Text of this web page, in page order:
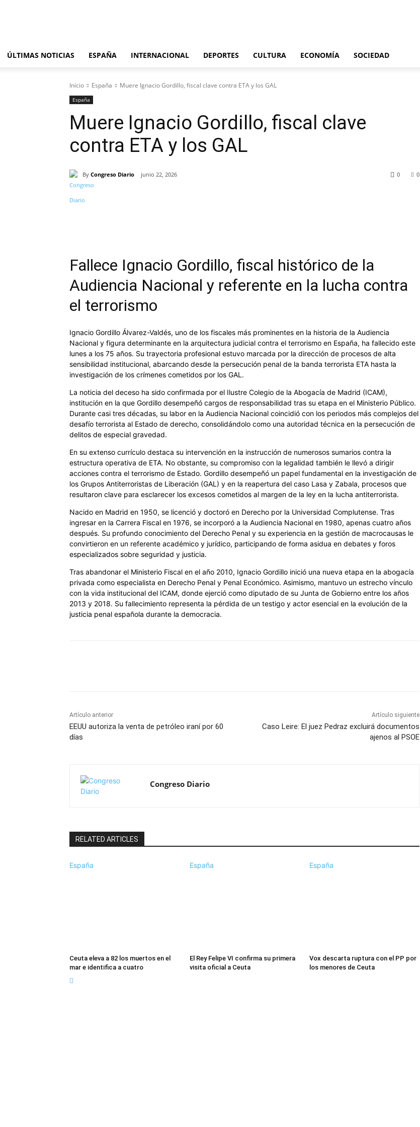
ÚLTIMAS NOTICIAS ESPAÑA INTERNACIONAL DEPORTES CULTURA ECONOMÍA SOCIEDAD
Inicio España Muere Ignacio Gordillo, fiscal clave contra ETA y los GAL
España
Muere Ignacio Gordillo, fiscal clave
contra ETA y los GAL
By Congreso Diario junio 22, 2026 0
0
Fallece Ignacio Gordillo, fiscal histórico de la
Audiencia Nacional y referente en la lucha contra
el terrorismo
Ignacio Gordillo Álvarez-Valdés, uno de los fiscales más prominentes en la historia de la Audiencia
Nacional y figura determinante en la arquitectura judicial contra el terrorismo en España, ha fallecido este
lunes a los 75 años. Su trayectoria profesional estuvo marcada por la dirección de procesos de alta
sensibilidad institucional, abarcando desde la persecución penal de la banda terrorista ETA hasta la
investigación de los crímenes cometidos por los GAL.
La noticia del deceso ha sido confirmada por el Ilustre Colegio de la Abogacía de Madrid (ICAM),
institución en la que Gordillo desempeñó cargos de responsabilidad tras su etapa en el Ministerio Público.
Durante casi tres décadas, su labor en la Audiencia Nacional coincidió con los periodos más complejos del
desafío terrorista al Estado de derecho, consolidándolo como una autoridad técnica en la persecución de
delitos de especial gravedad.
En su extenso currículo destaca su intervención en la instrucción de numerosos sumarios contra la
estructura operativa de ETA. No obstante, su compromiso con la legalidad también le llevó a dirigir
acciones contra el terrorismo de Estado. Gordillo desempeñó un papel fundamental en la investigación de
los Grupos Antiterroristas de Liberación (GAL) y en la reapertura del caso Lasa y Zabala, procesos que
resultaron clave para esclarecer los excesos cometidos al margen de la ley en la lucha antiterrorista.
Nacido en Madrid en 1950, se licenció y doctoró en Derecho por la Universidad Complutense. Tras
ingresar en la Carrera Fiscal en 1976, se incorporó a la Audiencia Nacional en 1980, apenas cuatro años
después. Su profundo conocimiento del Derecho Penal y su experiencia en la gestión de macrocausas le
convirtieron en un referente académico y jurídico, participando de forma asidua en debates y foros
especializados sobre seguridad y justicia.
Tras abandonar el Ministerio Fiscal en el año 2010, Ignacio Gordillo inició una nueva etapa en la abogacía
privada como especialista en Derecho Penal y Penal Económico. Asimismo, mantuvo un estrecho vínculo
con la vida institucional del ICAM, donde ejerció como diputado de su Junta de Gobierno entre los años
2013 y 2018. Su fallecimiento representa la pérdida de un testigo y actor esencial en la evolución de la
justicia penal española durante la democracia.
Artículo anterior
EEUU autoriza la venta de petróleo iraní por 60
días
Artículo siguiente
Caso Leire: El juez Pedraz excluirá documentos
ajenos al PSOE
Congreso Diario
RELATED ARTICLES
España
Ceuta eleva a 82 los muertos en el
mar e identifica a cuatro
España
El Rey Felipe VI confirma su primera
visita oficial a Ceuta
España
Vox descarta ruptura con el PP por
los menores de Ceuta